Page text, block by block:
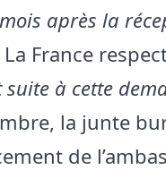
après la
France
à cette
la junte
de